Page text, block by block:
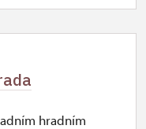
hradním